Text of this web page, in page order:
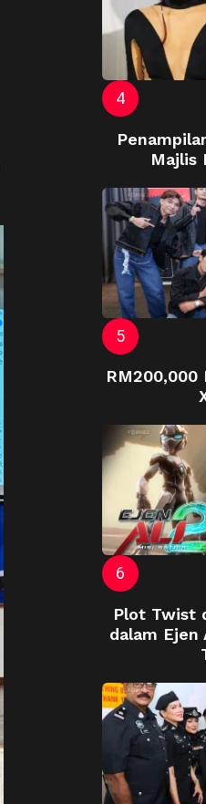
Majlis
RM200,000
Plot Twist
dalam Ejen